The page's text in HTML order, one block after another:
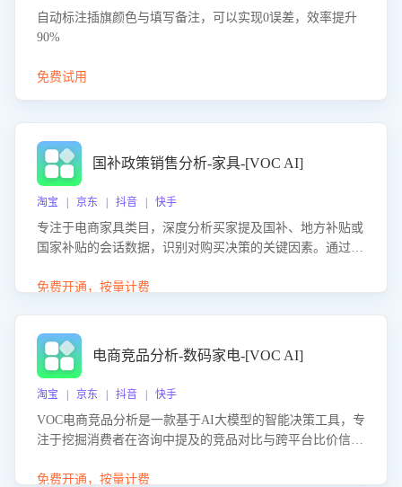
自动标注插旗颜色与填写备注，可以实现0误差，效率提升
90%
免费试用
国补政策销售分析-家具-[VOC AI]
淘宝 | 京东 | 抖音 | 快手
专注于电商家具类目，深度分析买家提及国补、地方补贴或
国家补贴的会话数据，识别对购买决策的关键因素。通过AI
化策略，助力商家利用国补政策提升GMV。
免费开通，按量计费
电商竞品分析-数码家电-[VOC AI]
淘宝 | 京东 | 抖音 | 快手
VOC电商竞品分析是一款基于AI大模型的智能决策工具，专
注于挖掘消费者在咨询中提及的竞品对比与跨平台比价信
商品信息，进行多维度交叉对比，并分析消费者的比价行
免费开通，按量计费